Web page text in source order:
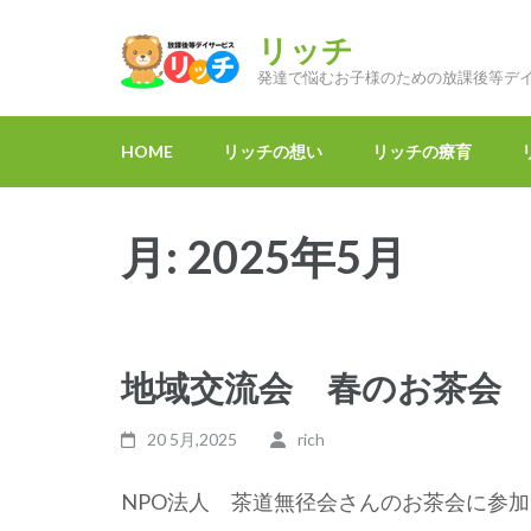
ン
リッチ
発達で悩むお子様のための放課後等デ
HOME リッチの想い リッチの療育
月: 2025年5月
地域交流会 春のお茶会
20 5月,2025 rich
NPO法人 茶道無径会さんのお茶会に参